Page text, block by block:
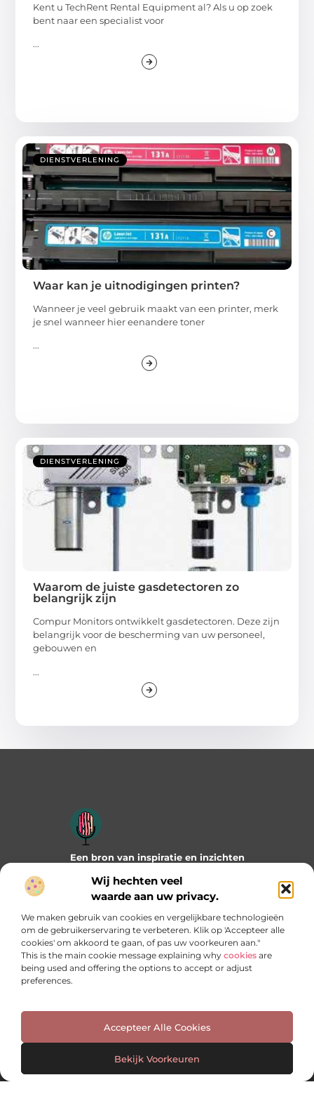
Wij hechten veel
waarde aan uw privacy.
We maken gebruik van cookies en vergelijkbare technologieën
om de gebruikerservaring te verbeteren. Klik op 'Accepteer alle
cookies' om akkoord te gaan, of pas uw voorkeuren aan."
This is the main cookie message explaining why cookies are
being used and offering the options to accept or adjust
preferences.
Accepteer Alle Cookies
Bekijk Voorkeuren
Kent u TechRent Rental Equipment al? Als u op zoek
bent naar een specialist voor
...
DIENSTVERLENING
Waar kan je uitnodigingen printen?
Wanneer je veel gebruik maakt van een printer, merk
je snel wanneer hier eenandere toner
...
DIENSTVERLENING
Waarom de juiste gasdetectoren zo
belangrijk zijn
Compur Monitors ontwikkelt gasdetectoren. Deze zijn
belangrijk voor de bescherming van uw personeel,
gebouwen en
...
Een bron van inspiratie en inzichten
praktische tips en verrassende invalshoeken die je verder
helpen. Laat je inspireren door wat mogelijk is!
Bericht categorie
Onze informatie
Cookiebeleid (EU)